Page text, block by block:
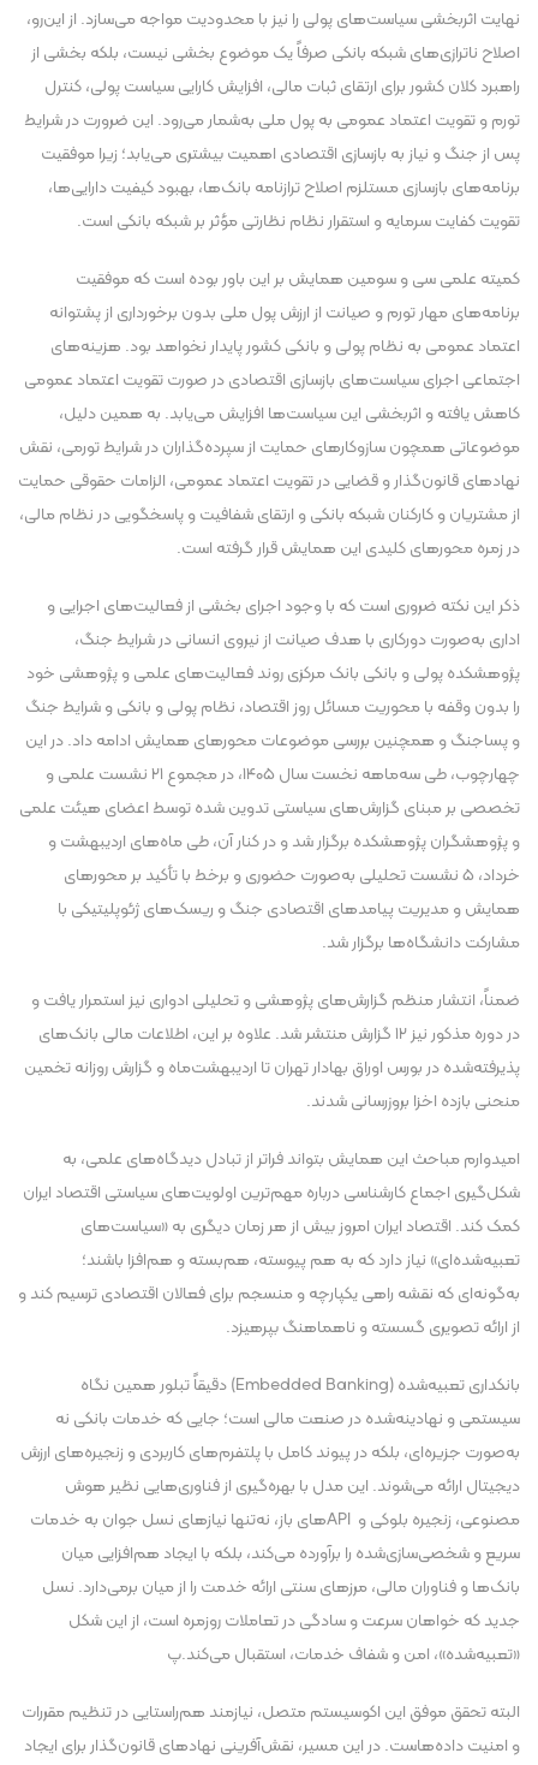
نهایت اثربخشی سیاست‌های پولی را نیز با محدودیت مواجه می‌سازد. از این‌رو،
اصلاح ناترازی‌های شبکه بانکی صرفاً یک موضوع بخشی نیست، بلکه بخشی از
راهبرد کلان کشور برای ارتقای ثبات مالی، افزایش کارایی سیاست پولی، کنترل
تورم و تقویت اعتماد عمومی به پول ملی به‌شمار می‌رود. این ضرورت در شرایط
پس از جنگ و نیاز به بازسازی اقتصادی اهمیت بیشتری می‌یابد؛ زیرا موفقیت
برنامه‌های بازسازی مستلزم اصلاح ترازنامه بانک‌ها، بهبود کیفیت دارایی‌ها،
تقویت کفایت سرمایه و استقرار نظام نظارتی مؤثر بر شبکه بانکی است.
کمیته علمی سی و سومین همایش بر این باور بوده است که موفقیت
برنامه‌های مهار تورم و صیانت از ارزش پول ملی بدون برخورداری از پشتوانه
اعتماد عمومی به نظام پولی و بانکی کشور پایدار نخواهد بود. هزینه‌های
اجتماعی اجرای سیاست‌های بازسازی اقتصادی در صورت تقویت اعتماد عمومی
کاهش یافته و اثربخشی این سیاست‌ها افزایش می‌یابد. به همین دلیل،
موضوعاتی همچون سازوکارهای حمایت از سپرده‌گذاران در شرایط تورمی، نقش
نهادهای قانون‌گذار و قضایی در تقویت اعتماد عمومی، الزامات حقوقی حمایت
از مشتریان و کارکنان شبکه بانکی و ارتقای شفافیت و پاسخگویی در نظام مالی،
در زمره محورهای کلیدی این همایش قرار گرفته است.
ذکر این نکته ضروری است که با وجود اجرای بخشی از فعالیت‌های اجرایی و
اداری به‌صورت دورکاری با هدف صیانت از نیروی انسانی در شرایط جنگ،
پژوهشکده پولی و بانکی بانک مرکزی روند فعالیت‌های علمی و پژوهشی خود
را بدون وقفه با محوریت مسائل روز اقتصاد، نظام پولی و بانکی و شرایط جنگ
و پساجنگ و همچنین بررسی موضوعات محورهای همایش ادامه داد. در این
چهارچوب، طی سه‌ماهه نخست سال ۱۴۰۵، در مجموع ۲۱ نشست علمی و
تخصصی بر مبنای گزارش‌های سیاستی تدوین شده توسط اعضای هیئت علمی
و پژوهشگران پژوهشکده برگزار شد و در کنار آن، طی ماه‌های اردیبهشت و
خرداد، ۵ نشست تحلیلی به‌صورت حضوری و برخط با تأکید بر محورهای
همایش و مدیریت پیامدهای اقتصادی جنگ و ریسک‌های ژئوپلیتیکی با
مشارکت دانشگاه‌ها برگزار شد.
ضمناً، انتشار منظم گزارش‌های پژوهشی و تحلیلی ادواری نیز استمرار یافت و
در دوره مذکور نیز ۱۲ گزارش منتشر شد. علاوه بر این، اطلاعات مالی بانک‌های
پذیرفته‌شده در بورس اوراق بهادار تهران تا اردیبهشت‌ماه و گزارش روزانه تخمین
منحنی بازده اخزا بروزرسانی شدند.
امیدوارم مباحث این همایش بتواند فراتر از تبادل دیدگاه‌های علمی، به
شکل‌گیری اجماع کارشناسی درباره مهم‌ترین اولویت‌های سیاستی اقتصاد ایران
کمک کند. اقتصاد ایران امروز بیش از هر زمان دیگری به «سیاست‌های
تعبیه‌شده‌ای» نیاز دارد که به هم پیوسته، هم‌بسته و هم‌افزا باشند؛
به‌گونه‌ای که نقشه راهی یکپارچه و منسجم برای فعالان اقتصادی ترسیم کند و
از ارائه تصویری گسسته و ناهماهنگ بپرهیزد.
بانکداری تعبیه‌شده (Embedded Banking) دقیقاً تبلور همین نگاه
سیستمی و نهادینه‌شده در صنعت مالی است؛ جایی که خدمات بانکی نه
به‌صورت جزیره‌ای، بلکه در پیوند کامل با پلتفرم‌های کاربردی و زنجیره‌های ارزش
دیجیتال ارائه می‌شوند. این مدل با بهره‌گیری از فناوری‌هایی نظیر هوش
مصنوعی، زنجیره بلوکی و APIهای باز، نه‌تنها نیازهای نسل جوان به خدمات
سریع و شخصی‌سازی‌شده را برآورده می‌کند، بلکه با ایجاد هم‌افزایی میان
بانک‌ها و فناوران مالی، مرزهای سنتی ارائه خدمت را از میان برمی‌دارد. نسل
جدید که خواهان سرعت و سادگی در تعاملات روزمره است، از این شکل
«تعبیه‌شده»، امن و شفاف خدمات، استقبال می‌کند.پ
البته تحقق موفق این اکوسیستم متصل، نیازمند هم‌راستایی در تنظیم مقررات
و امنیت داده‌هاست. در این مسیر، نقش‌آفرینی نهادهای قانون‌گذار برای ایجاد